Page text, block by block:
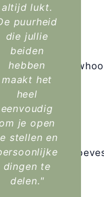
altijd lukt.
puurheid
die jullie
beiden
hebben
maakt het
heel
eenvoudig
om je open
stellen en
dingen te
delen."